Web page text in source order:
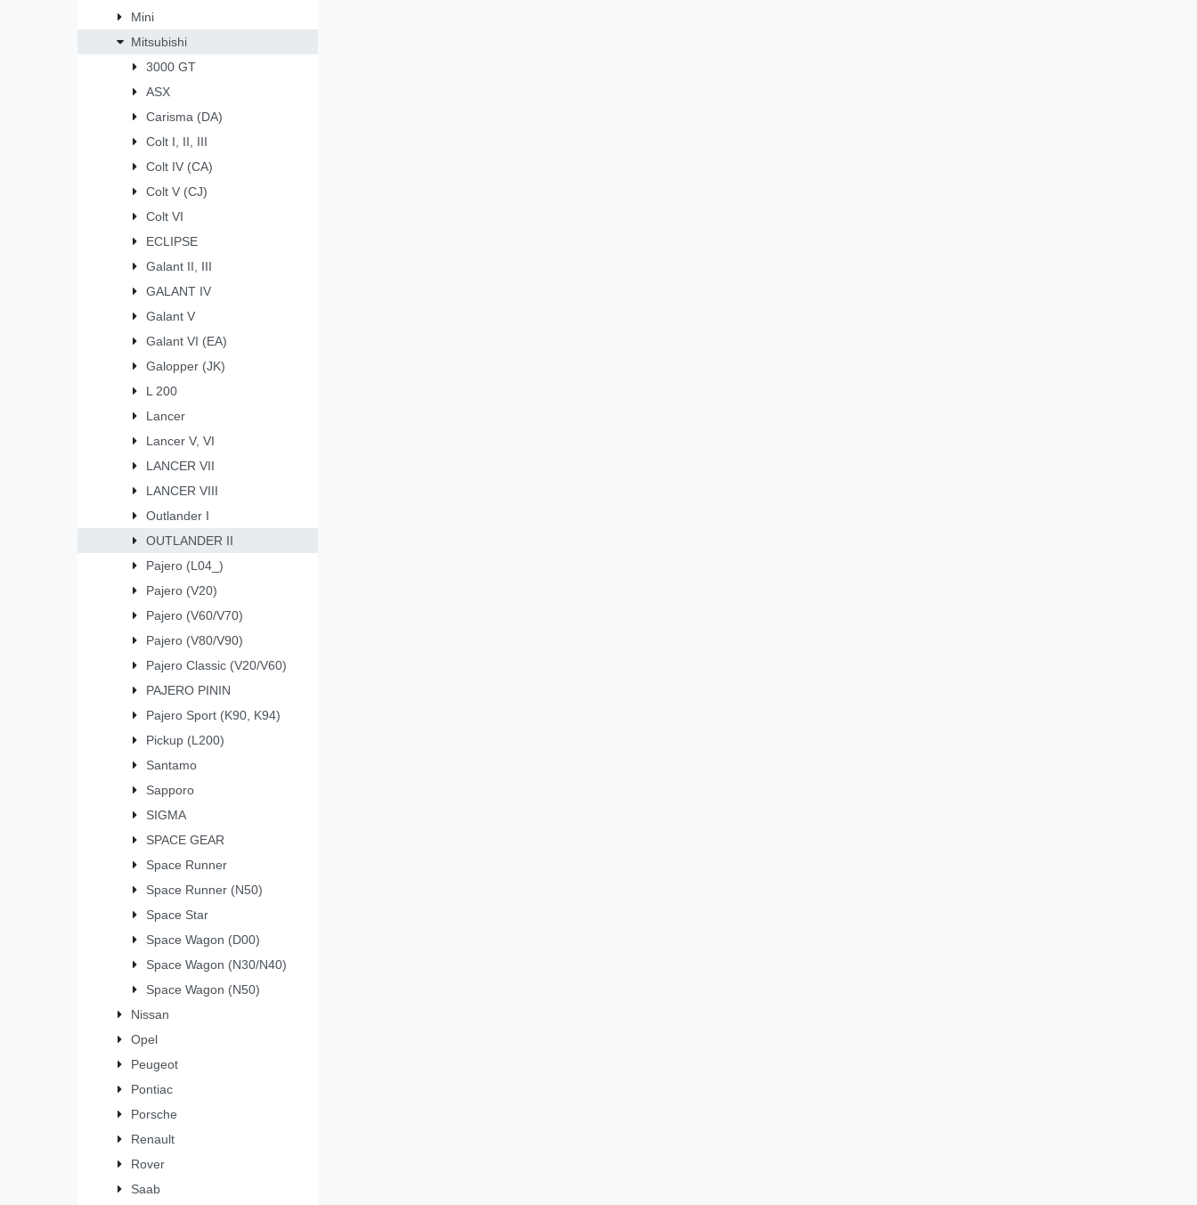
Mini
Mitsubishi
3000 GT
ASX
Carisma (DA)
Colt I, II, III
Colt IV (CA)
Colt V (CJ)
Colt VI
ECLIPSE
Galant II, III
GALANT IV
Galant V
Galant VI (EA)
Galopper (JK)
L 200
Lancer
Lancer V, VI
LANCER VII
LANCER VIII
Outlander I
OUTLANDER II
Pajero (L04_)
Pajero (V20)
Pajero (V60/V70)
Pajero (V80/V90)
Pajero Classic (V20/V60)
PAJERO PININ
Pajero Sport (K90, K94)
Pickup (L200)
Santamo
Sapporo
SIGMA
SPACE GEAR
Space Runner
Space Runner (N50)
Space Star
Space Wagon (D00)
Space Wagon (N30/N40)
Space Wagon (N50)
Nissan
Opel
Peugeot
Pontiac
Porsche
Renault
Rover
Saab